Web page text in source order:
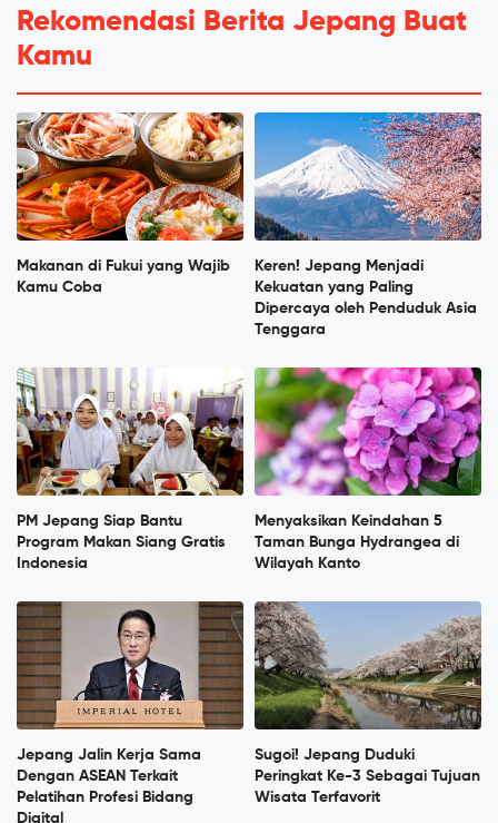
Rekomendasi Berita Jepang Buat
Kamu
Makanan di Fukui yang Wajib
Kamu Coba
Keren! Jepang Menjadi
Kekuatan yang Paling
Dipercaya oleh Penduduk Asia
Tenggara
PM Jepang Siap Bantu
Program Makan Siang Gratis
Indonesia
Menyaksikan Keindahan 5
Taman Bunga Hydrangea di
Wilayah Kanto
Jepang Jalin Kerja Sama
Dengan ASEAN Terkait
Pelatihan Profesi Bidang
Digital
Sugoi! Jepang Duduki
Peringkat Ke-3 Sebagai Tujuan
Wisata Terfavorit